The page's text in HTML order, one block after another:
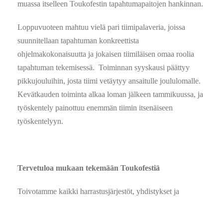
muassa itselleen Toukofestin tapahtumapaitojen hankinnan.
Loppuvuoteen mahtuu vielä pari tiimipalaveria, joissa
suunnitellaan tapahtuman konkreettista
ohjelmakokonaisuutta ja jokaisen tiimiläisen omaa roolia
tapahtuman tekemisessä. Toiminnan syyskausi päättyy
pikkujouluihin, josta tiimi vetäytyy ansaitulle joululomalle.
Kevätkauden toiminta alkaa loman jälkeen tammikuussa, ja
työskentely painottuu enemmän tiimin itsenäiseen
työskentelyyn.
Tervetuloa mukaan tekemään Toukofestiä
Toivotamme kaikki harrastusjärjestöt, yhdistykset ja